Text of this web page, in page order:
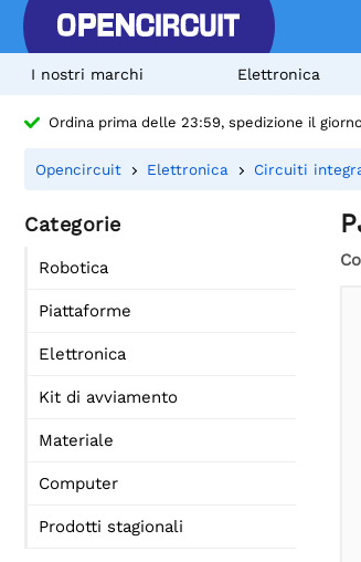
I nostri marchi Elettronica
Ordina prima delle 23:59, spedizione il
Opencircuit Elettronica Circuiti
Categorie
Robotica
Piattaforme
Elettronica
Kit di avviamento
Materiale
Computer
Prodotti stagionali